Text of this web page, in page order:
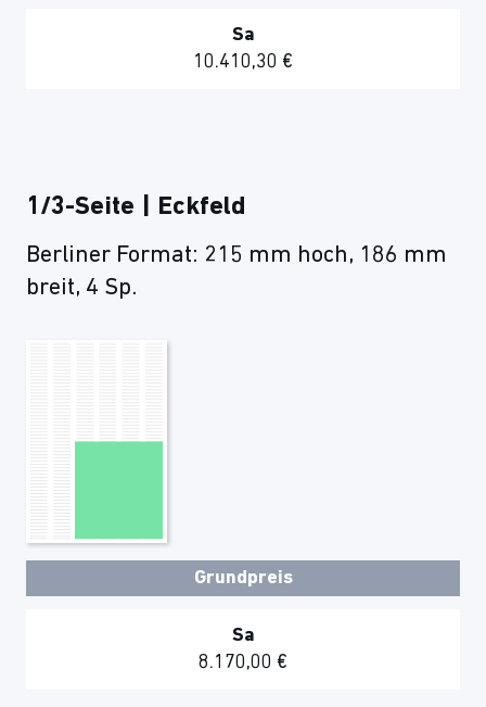
Sa
10.410,30 €
1/3-Seite | Eckfeld
Berliner Format: 215 mm hoch, 186 mm
breit, 4 Sp.
Grundpreis
Sa
8.170,00 €